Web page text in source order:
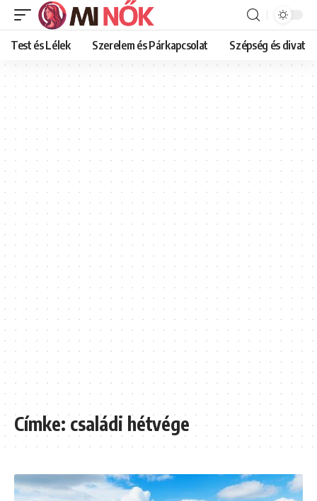
Test és Lélek Szerelem és Párkapcsolat Szépség és divat
Címke:családi hétvége